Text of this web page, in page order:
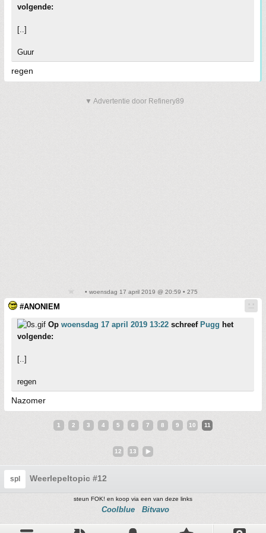
volgende:
[..]
Guur
regen
▼ Advertentie door Refinery89
• woensdag 17 april 2019 @ 20:59 • 275
#ANONIEM
Op woensdag 17 april 2019 13:22 schreef Pugg het
volgende:
[..]
regen
Nazomer
1 2 3 4 5 6 7 8 9 10 11
12 13
spl Weerlepeltopic #12
steun FOK! en koop via een van deze links
Coolblue Bitvavo